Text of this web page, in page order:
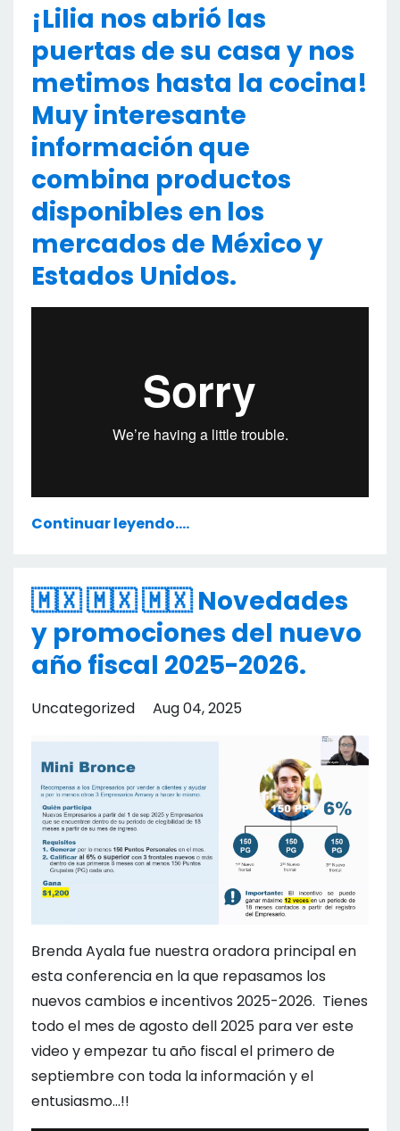
¡Lilia nos abrió las
puertas de su casa y nos
metimos hasta la cocina!
Muy interesante
información que
combina productos
disponibles en los
mercados de México y
Estados Unidos.
Continuar leyendo....
🇲🇽 🇲🇽 🇲🇽 Novedades
y promociones del nuevo
año fiscal 2025-2026.
Uncategorized Aug 04, 2025
Brenda Ayala fue nuestra oradora principal en
esta conferencia en la que repasamos los
nuevos cambios e incentivos 2025-2026. Tienes
todo el mes de agosto dell 2025 para ver este
video y empezar tu año fiscal el primero de
septiembre con toda la información y el
entusiasmo...!!